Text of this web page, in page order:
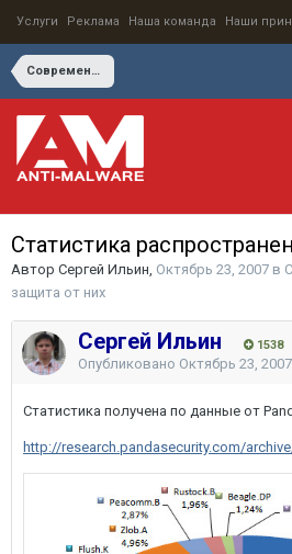
Услуги Реклама Наша команда Наши
Современные угрозы и защита от них
Статистика
Автор Сергей Ильин, Октябрь 23, 2007 в
защита от них
Сергей Ильин 1538
Опубликовано Октябрь 23, 2007
Статистика получена по данные от
http://research.pandasecurity.com/